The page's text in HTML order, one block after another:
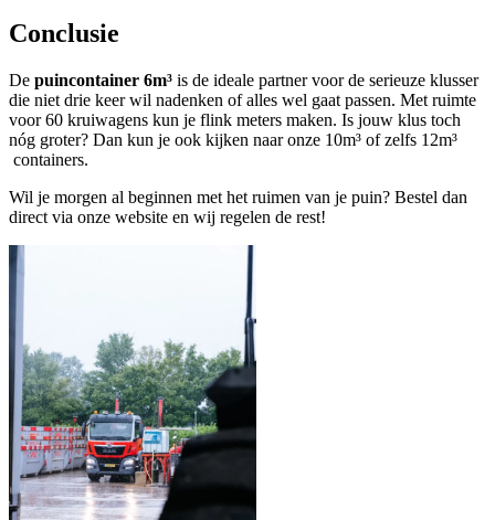
Conclusie
De puincontainer 6m³ is de ideale partner voor de serieuze klusser
die niet drie keer wil nadenken of alles wel gaat passen. Met ruimte
voor 60 kruiwagens kun je flink meters maken. Is jouw klus toch
nóg groter? Dan kun je ook kijken naar onze 10m³ of zelfs 12m³
containers.
Wil je morgen al beginnen met het ruimen van je puin? Bestel dan
direct via onze website en wij regelen de rest!